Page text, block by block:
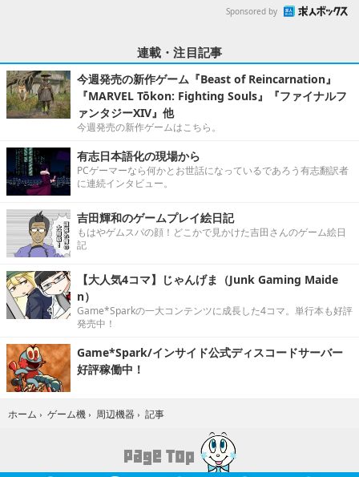
Sponsored by
連載・注目記事
今週発売の新作ゲーム『Beast of Reincarnation』
『MARVEL Tōkon: Fighting Souls』『ファイナルフ
ァンタジーXIV』他
今週発売の新作ゲームはこちら。
有志日本語化の現場から
PCゲーマーなら何かとお世話になっているであろう有志翻訳者
に連続インタビュー。
吉田輝和のゲームプレイ絵日記
もはやゲムスパの顔！どこかで見かけた吉田さんのゲーム絵日
記
【大人気4コマ】じゃんげま（Junk Gaming Maide
n）
Game*Sparkの一大コンテンツに成長した4コマ。単行本も好評
発売中！
Game*Spark/インサイド公式ディスコードサーバー
好評稼働中！
ホーム › ゲーム機 › 周辺機器 › 記事